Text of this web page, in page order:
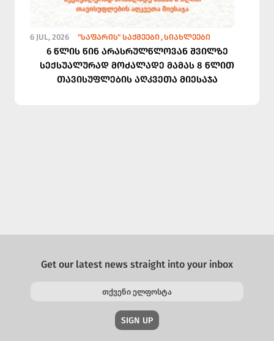
6 JUL, 2026 "ᲡᲐᲤᲐᲠᲘᲡ" ᲡᲐᲥᲛᲔᲔᲑᲘ ᲡᲘᲐᲮᲚᲔᲔᲑᲘ
6 წლის წინ არასრულწლოვან შვილზე
სექსუალურად მოძალადე მამას 8 წლით
თავისუფლების აღკვეთა მიესაჯა
Get our latest news straight into your inbox
SIGN UP